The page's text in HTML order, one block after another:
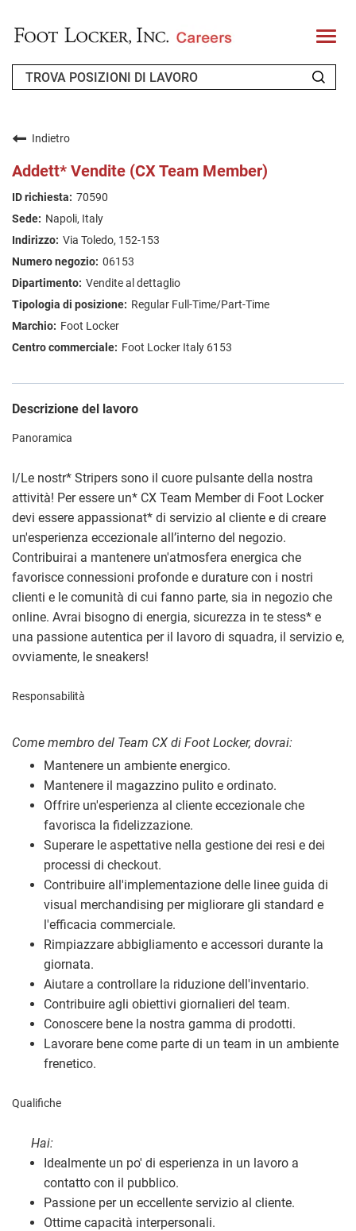
T
o
l
FAQ
CERCA LAVORO
Indietro
Addett* Vendite (CX Team Member)
70590
Napoli, Italy
Via Toledo, 152-153
06153
Vendite al dettaglio
Regular Full-Time/Part-Time
Foot Locker
Foot Locker Italy 6153
Descrizione del lavoro
Panoramica
I/Le nostr* Stripers sono il cuore pulsante della nostra
attività! Per essere un* CX Team Member di Foot Locker
devi essere appassionat* di servizio al cliente e di creare
un'esperienza eccezionale all’interno del negozio.
Contribuirai a mantenere un'atmosfera energica che
favorisce connessioni profonde e durature con i nostri
clienti e le comunità di cui fanno parte, sia in negozio che
online. Avrai bisogno di energia, sicurezza in te stess* e
una passione autentica per il lavoro di squadra, il servizio e,
ovviamente, le sneakers!
Responsabilità
Come membro del Team CX di Foot Locker, dovrai:
Mantenere un ambiente energico.
Mantenere il magazzino pulito e ordinato.
Offrire un'esperienza al cliente eccezionale che
favorisca la fidelizzazione.
Superare le aspettative nella gestione dei resi e dei
processi di checkout.
Contribuire all'implementazione delle linee guida di
visual merchandising per migliorare gli standard e
l'efficacia commerciale.
Rimpiazzare abbigliamento e accessori durante la
giornata.
Aiutare a controllare la riduzione dell'inventario.
Contribuire agli obiettivi giornalieri del team.
Conoscere bene la nostra gamma di prodotti.
Lavorare bene come parte di un team in un ambiente
frenetico.
Qualifiche
Hai:
Idealmente un po' di esperienza in un lavoro a
contatto con il pubblico.
Passione per un eccellente servizio al cliente.
Ottime capacità interpersonali.